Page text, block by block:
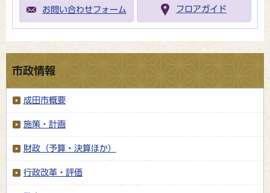
お問い合わせフォーム フロアガイド
市政情報
成田市概要
施策・計画
財政（予算・決算ほか）
行政改革・評価